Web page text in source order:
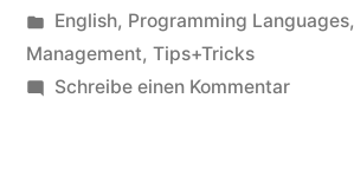
von
Veröffentlicht
unter
English, Programming Languages,
Management, Tips+Tricks
Schreibe einen Kommentarzu